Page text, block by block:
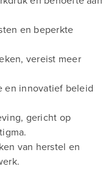
en beperkte
vereist meer
en innovatief beleid
gericht op
van herstel en